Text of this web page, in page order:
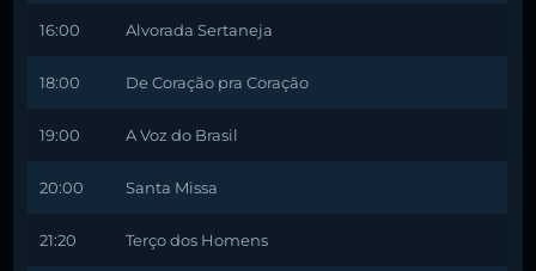
16:00 Alvorada Sertaneja
18:00 De Coração pra Coração
19:00 A Voz do Brasil
20:00 Santa Missa
21:20 Terço dos Homens